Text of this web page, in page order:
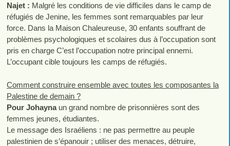
Najet : Malgré les conditions de vie difficiles dans le camp de
réfugiés de Jenine, les femmes sont remarquables par leur
force. Dans la Maison Chaleureuse, 30 enfants souffrant de
problèmes psychologiques et scolaires dus à l’occupation sont
pris en charge C’est l’occupation notre principal ennemi.
L’occupant cible toujours les camps de réfugiés.
Comment construire ensemble avec toutes les composantes la
Palestine de demain ?
Pour Johaynaun grand nombre de prisonnières sont des
femmes jeunes, étudiantes.
Le message des Israéliens : ne pas permettre au peuple
palestinien de s’épanouir ; utiliser des menaces, détruire,